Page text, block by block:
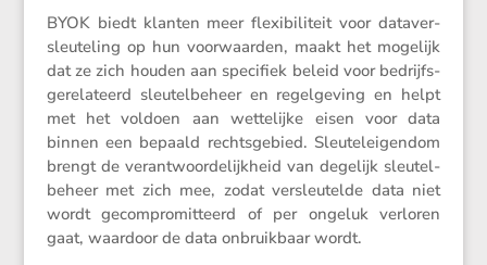
BYOK biedt klanten meer flexi­bi­li­teit voor dataver­
sleu­te­ling op hun voorwaarden, maakt het mogelijk
dat ze zich houden aan speci­fiek beleid voor bedrijfs­
ge­re­la­teerd sleutel­be­heer en regel­ge­ving en helpt
met het voldoen aan wette­lijke eisen voor data
binnen een bepaald rechts­ge­bied. Sleutel­ei­gendom
brengt de verant­woor­de­lijk­heid van degelijk sleutel­
be­heer met zich mee, zodat versleu­telde data niet
wordt gecom­pro­mit­teerd of per ongeluk verloren
gaat, waardoor de data onbruik­baar wordt.